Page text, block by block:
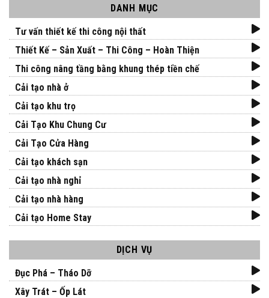
DANH MỤC
Tư vấn thiết kế thi công nội thất
Thiết Kế – Sản Xuất – Thi Công – Hoàn Thiện
Thi công nâng tầng bằng khung thép tiền chế
Cải tạo nhà ở
Cải tạo khu trọ
Cải Tạo Khu Chung Cư
Cải Tạo Cửa Hàng
Cải tạo khách sạn
Cải tạo nhà nghỉ
Cải tạo nhà hàng
Cải tạo Home Stay
DỊCH VỤ
Đục Phá – Tháo Dỡ
Xây Trát – Ốp Lát